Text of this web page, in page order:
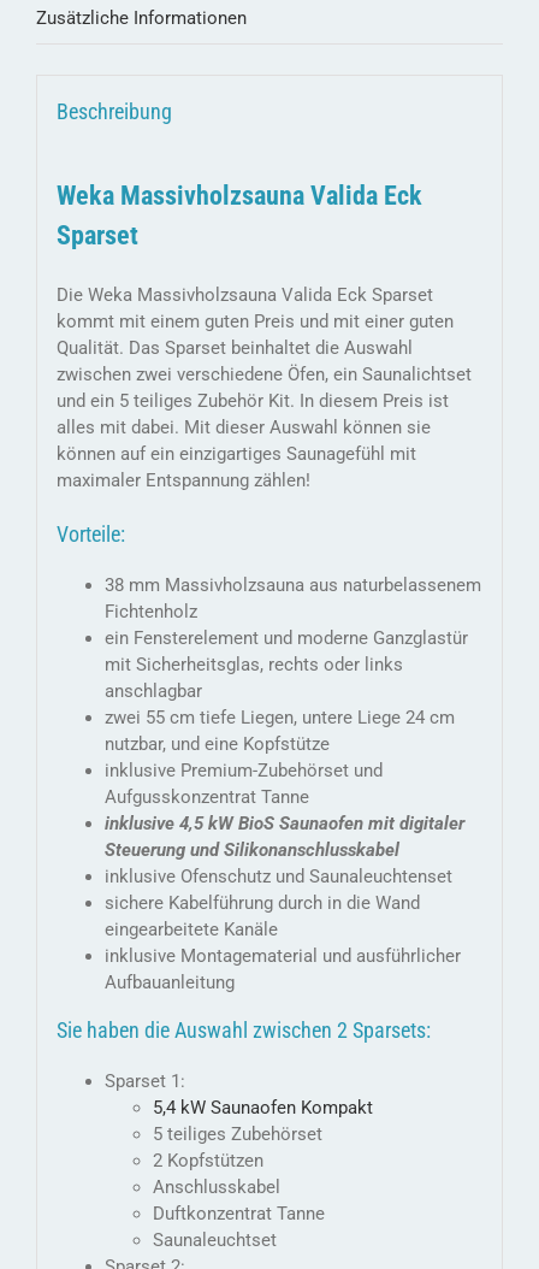
Zusätzliche Informationen
Beschreibung
Weka Massivholzsauna Valida Eck
Sparset
Die Weka Massivholzsauna Valida Eck Sparset
kommt mit einem guten Preis und mit einer guten
Qualität. Das Sparset beinhaltet die Auswahl
zwischen zwei verschiedene Öfen, ein Saunalichtset
und ein 5 teiliges Zubehör Kit. In diesem Preis ist
alles mit dabei. Mit dieser Auswahl können sie
können auf ein einzigartiges Saunagefühl mit
maximaler Entspannung zählen!
Vorteile:
38 mm Massivholzsauna aus naturbelassenem
Fichtenholz
ein Fensterelement und moderne Ganzglastür
mit Sicherheitsglas, rechts oder links
anschlagbar
zwei 55 cm tiefe Liegen, untere Liege 24 cm
nutzbar, und eine Kopfstütze
inklusive Premium-Zubehörset und
Aufgusskonzentrat Tanne
inklusive 4,5 kW BioS Saunaofen mit digitaler
Steuerung und Silikonanschlusskabel
inklusive Ofenschutz und Saunaleuchtenset
sichere Kabelführung durch in die Wand
eingearbeitete Kanäle
inklusive Montagematerial und ausführlicher
Aufbauanleitung
Sie haben die Auswahl zwischen 2 Sparsets:
Sparset 1:
5,4 kW Saunaofen Kompakt
5 teiliges Zubehörset
2 Kopfstützen
Anschlusskabel
Duftkonzentrat Tanne
Saunaleuchtset